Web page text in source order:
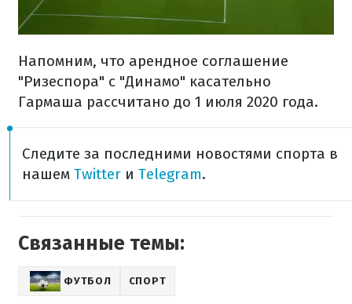
Напомним, что арендное соглашение
"Ризеспора" с "Динамо" касательно
Гармаша рассчитано до 1 июля 2020 года.
Следите за последними новостями спорта в
нашем Twitter и Telegram.
Связанные темы:
ФУТБОЛ СПОРТ